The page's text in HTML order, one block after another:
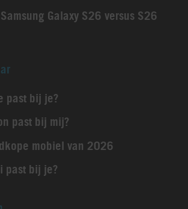
Galaxy S26 versus S26
past bij je?
past bij mij?
mobiel van 2026
past bij je?